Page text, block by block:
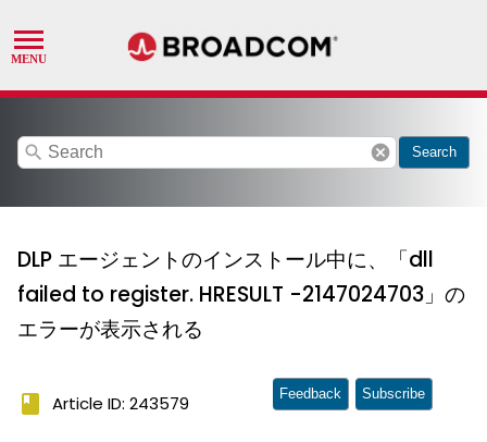
search cancel Search
DLP エージェントのインストール中に、「dll
failed to register. HRESULT -2147024703」の
エラーが表示される
book Article ID: 243579 Feedback Subscribe